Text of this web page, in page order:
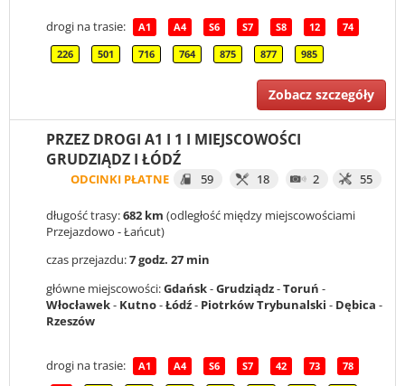
drogi na trasie: A1 A4 S6 S7 S8 12 74
226 501 716 764 875 877 985
Zobacz szczegóły
PRZEZ DROGI A1 I 1 I MIEJSCOWOŚCI
GRUDZIĄDZ I ŁÓDŹ
ODCINKI PŁATNE 59 18 2 55
długość trasy:682 km (odległość między miejscowościami
Przejazdowo - Łańcut)
czas przejazdu:7 godz. 27 min
główne miejscowości:Gdańsk-Grudziądz-Toruń -
Włocławek- Kutno-Łódź- Piotrków Trybunalski - Dębica -
Rzeszów
drogi na trasie: A1 A4 S6 S7 42 73 78